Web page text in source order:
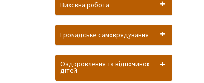
Виховна робота
Громадське самоврядування
Оздоровлення та відпочинок
дітей